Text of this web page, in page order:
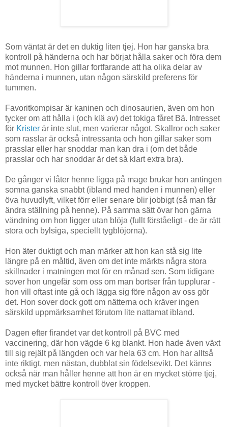
Som väntat är det en duktig liten tjej. Hon har ganska bra
kontroll på händerna och har börjat hålla saker och föra dem
mot munnen. Hon gillar fortfarande att ha olika delar av
händerna i munnen, utan någon särskild preferens för
tummen.
Favoritkompisar är kaninen och dinosaurien, även om hon
tycker om att hålla i (och klä av) det tokiga fåret Bä. Intresset
för Krister är inte slut, men varierar något. Skallror och saker
som rasslar är också intressanta och hon gillar saker som
prasslar eller har snoddar man kan dra i (om det både
prasslar och har snoddar är det så klart extra bra).
De gånger vi låter henne ligga på mage brukar hon antingen
somna ganska snabbt (ibland med handen i munnen) eller
öva huvudlyft, vilket förr eller senare blir jobbigt (så man får
ändra ställning på henne). På samma sätt övar hon gärna
vändning om hon ligger utan blöja (fullt förståeligt - de är rätt
stora och bylsiga, speciellt tygblöjorna).
Hon äter duktigt och man märker att hon kan stå sig lite
längre på en måltid, även om det inte märkts några stora
skillnader i matningen mot för en månad sen. Som tidigare
sover hon ungefär som oss om man bortser från tupplurar -
hon vill oftast inte gå och lägga sig före någon av oss gör
det. Hon sover dock gott om nätterna och kräver ingen
särskild uppmärksamhet förutom lite nattamat ibland.
Dagen efter firandet var det kontroll på BVC med
vaccinering, där hon vägde 6 kg blankt. Hon hade även växt
till sig rejält på längden och var hela 63 cm. Hon har alltså
inte riktigt, men nästan, dubblat sin födelsevikt. Det känns
också när man håller henne att hon är en mycket större tjej,
med mycket bättre kontroll över kroppen.